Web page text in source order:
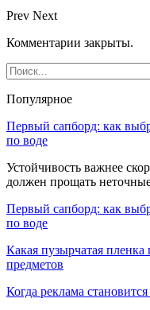
Prev Next
Комментарии закрыты.
Популярное
Первый сапборд: как
по воде
Устойчивость важнее
должен прощать
Первый сапборд: как
по воде
Какая пузырчатая
предметов
Когда реклама